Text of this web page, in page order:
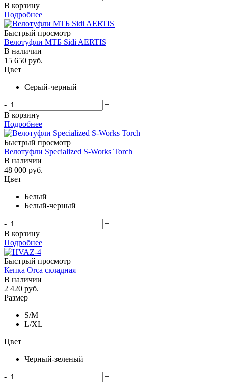
В корзину
Подробнее
Быстрый просмотр
Велотуфли МТБ Sidi AERTIS
В наличии
15 650 руб.
Цвет
Серый-черный
-
+
В корзину
Подробнее
Быстрый просмотр
Велотуфли Specialized S-Works Torch
В наличии
48 000 руб.
Цвет
Белый
Белый-черный
-
+
В корзину
Подробнее
Быстрый просмотр
Кепка Orca складная
В наличии
2 420 руб.
Размер
S/M
L/ХL
Цвет
Черный-зеленый
-
+